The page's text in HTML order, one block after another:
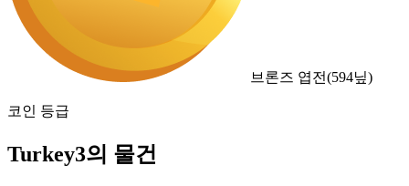
브론즈 엽전(594닢)
코인 등급
Turkey3의 물건